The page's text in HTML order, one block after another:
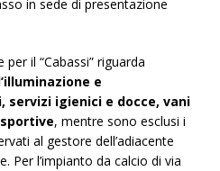
in sede di presentazione
il “Cabassi” riguarda
e
servizi igienici e docce, vani
, mentre sono esclusi i
al gestore dell’adiacente
Per l’impianto da calcio di via